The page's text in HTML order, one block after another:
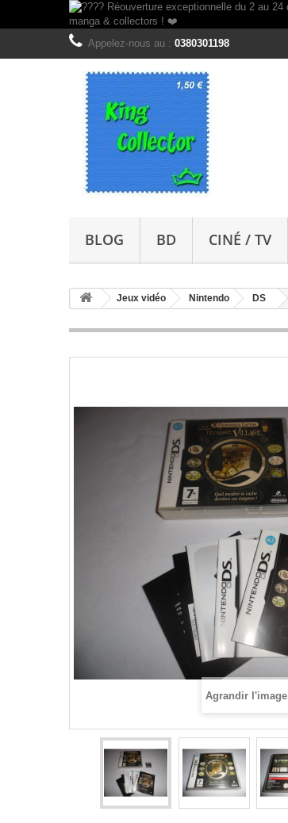
Appelez-nous au : 0380301198
BLOG BD CINÉ / TV
Jeux vidéo Nintendo DS
Agrandir l'image